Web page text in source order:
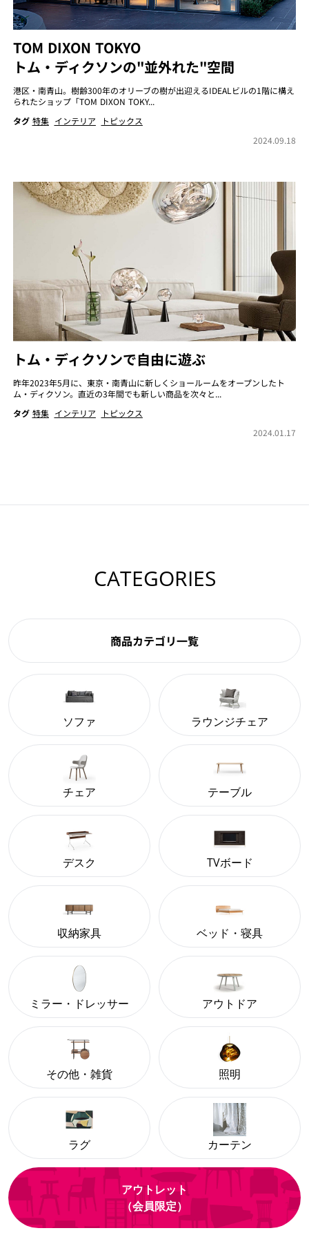
TOM DIXON TOKYO
トム・ディクソンの"並外れた"空間
港区・南青山。樹齢300年のオリーブの樹が出迎えるIDEALビルの1階に構え
られたショップ「TOM DIXON TOKY...
タグ 特集 インテリア
トピックス
2024.09.18
トム・ディクソンで自由に遊ぶ
昨年2023年5月に、東京・南青山に新しくショールームをオープンしたト
ム・ディクソン。直近の3年間でも新しい商品を次々と...
タグ 特集 インテリア
トピックス
2024.01.17
CATEGORIES
商品カテゴリ一覧
ソファ ラウンジチェア
チェア テーブル
デスク TVボード
収納家具 ベッド・寝具
ミラー・ドレッサー アウトドア
その他・雑貨 照明
ラグ カーテン
アウトレット
（会員限定）